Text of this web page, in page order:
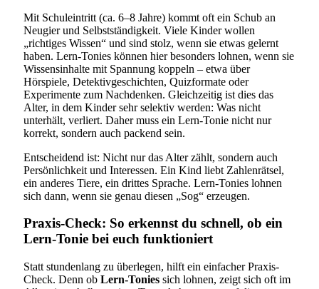
Mit Schuleintritt (ca. 6–8 Jahre) kommt oft ein Schub an
Neugier und Selbstständigkeit. Viele Kinder wollen
„richtiges Wissen“ und sind stolz, wenn sie etwas gelernt
haben. Lern-Tonies können hier besonders lohnen, wenn sie
Wissensinhalte mit Spannung koppeln – etwa über
Hörspiele, Detektivgeschichten, Quizformate oder
Experimente zum Nachdenken. Gleichzeitig ist dies das
Alter, in dem Kinder sehr selektiv werden: Was nicht
unterhält, verliert. Daher muss ein Lern-Tonie nicht nur
korrekt, sondern auch packend sein.
Entscheidend ist: Nicht nur das Alter zählt, sondern auch
Persönlichkeit und Interessen. Ein Kind liebt Zahlenrätsel,
ein anderes Tiere, ein drittes Sprache. Lern-Tonies lohnen
sich dann, wenn sie genau diesen „Sog“ erzeugen.
Praxis-Check: So erkennst du schnell, ob ein
Lern-Tonie bei euch funktioniert
Statt stundenlang zu überlegen, hilft ein einfacher Praxis-
Check. Denn ob Lern-Tonies sich lohnen, zeigt sich oft im